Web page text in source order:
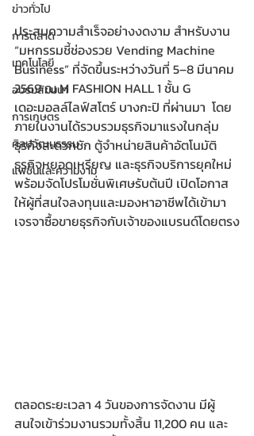
ข่าวทั่วไป
การตลาด
เทคโนโลยี
อบรมสัมมนา
การเกษตร
ศิลปวัฒนธรรม
แฟชั่นและความงาม
ประสบความสำเร็จอย่างงดงาม สำหรับงาน
“มหกรรมชี้ช่องรวย Vending Machine
Business” ที่จัดขึ้นระหว่างวันที่ 5–8 มีนาคม
2569 ณ M FASHION HALL 1 ชั้น G
เดอะมอลล์ไลฟ์สโตร์ บางกะปิ ที่ผ่านมา  โดย
ภายในงานได้รวบรวมธุรกิจมาแรงในกลุ่ม
ธุรกิจสะดวกซัก ตู้จำหน่ายสินค้าอัตโนมัติ
ธุรกิจหยอดเหรียญ และธุรกิจบริการยุคใหม่
พร้อมจัดโปรโมชั่นพิเศษรับต้นปี เปิดโอกาส
ให้ผู้ที่สนใจลงทุนและมองหาอาชีพได้เข้ามา
เจรจาซื้อขายธุรกิจกับเจ้าของแบรนด์โดยตรง
ตลอดระยะเวลา 4 วันของการจัดงาน มีผู้
สนใจเข้าร่วมงานรวมทั้งสิ้น 11,200 คน และ